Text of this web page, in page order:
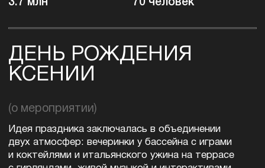
Эта концепция позволила передать
который запомнится надолго, объединив
летнюю легкость и итальянский колорит.
и коктейлями и итальянского ужина на террасе